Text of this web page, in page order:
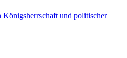
und politischer